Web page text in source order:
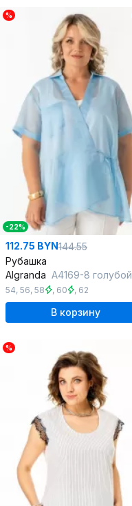
%
-22%
112.75 BYN144.55
Рубашка
Algranda A4169-8 голубой
54, 56, 58 , 60 , 62
В корзину
%